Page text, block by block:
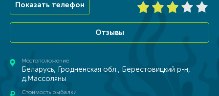
Показать телефон
Отзывы
Местоположение
Беларусь, Гродненская обл., Берестовицкий р-н,
д.Массоляны
Стоимость рыбалки